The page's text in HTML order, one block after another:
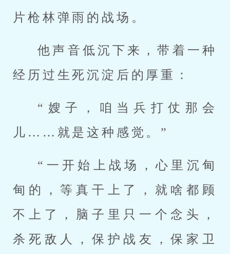
片枪林弹雨的战场。
他声音低沉下来，带着一种
经历过生死沉淀后的厚重：
“嫂子，咱当兵打仗那会
儿……就是这种感觉。”
“一开始上战场，心里沉甸
甸的，等真干上了，就啥都顾
不上了，脑子里只一个念头，
杀死敌人，保护战友，保家卫